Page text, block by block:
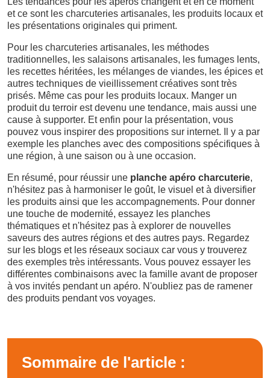
et ce sont les charcuteries artisanales, les produits locaux et
les présentations originales qui priment.
Pour les charcuteries artisanales, les méthodes
traditionnelles, les salaisons artisanales, les fumages lents,
les recettes héritées, les mélanges de viandes, les épices et
autres techniques de vieillissement créatives sont très
prisés. Même cas pour les produits locaux. Manger un
produit du terroir est devenu une tendance, mais aussi une
cause à supporter. Et enfin pour la présentation, vous
pouvez vous inspirer des propositions sur internet. Il y a par
exemple les planches avec des compositions spécifiques à
une région, à une saison ou à une occasion.
En résumé, pour réussir une planche apéro charcuterie,
n'hésitez pas à harmoniser le goût, le visuel et à diversifier
les produits ainsi que les accompagnements. Pour donner
une touche de modernité, essayez les planches
thématiques et n'hésitez pas à explorer de nouvelles
saveurs des autres régions et des autres pays. Regardez
sur les blogs et les réseaux sociaux car vous y trouverez
des exemples très intéressants. Vous pouvez essayer les
différentes combinaisons avec la famille avant de proposer
à vos invités pendant un apéro. N'oubliez pas de ramener
des produits pendant vos voyages.
Sommaire de l'article :